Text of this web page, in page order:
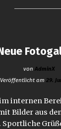
von AdminX
Veröffentlicht am 29.
internen
Bilder aus